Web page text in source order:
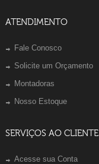
ATENDIMENTO
Fale Conosco
Solicite um Orçamento
Montadoras
Nosso Estoque
SERVIÇOS AO CLIENTE
Acesse sua Conta